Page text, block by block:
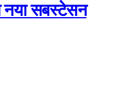
नया सबस्टेसन